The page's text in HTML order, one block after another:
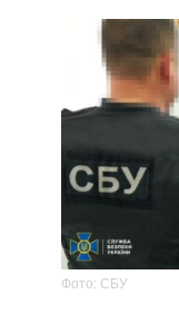
Фото: СБУ